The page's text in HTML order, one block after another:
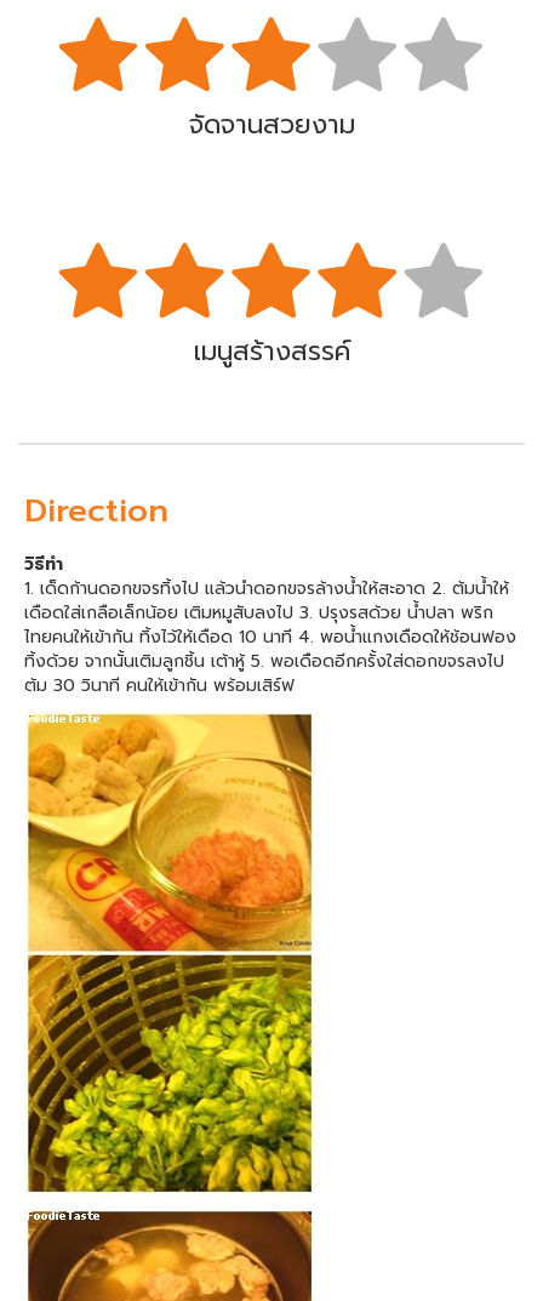
จัดจานสวยงาม
เมนูสร้างสรรค์
Direction
วิธีทำ
1. เด็ดก้านดอกขจรทิ้งไป แล้วนำดอกขจรล้างน้ำให้สะอาด 2. ต้มน้ำให้
เดือดใส่เกลือเล็กน้อย เติมหมูสับลงไป 3. ปรุงรสด้วย น้ำปลา พริก
ไทยคนให้เข้ากัน ทิ้งไว้ให้เดือด 10 นาที 4. พอน้ำแกงเดือดให้ช้อนฟอง
ทิ้งด้วย จากนั้นเติมลูกชิ้น เต้าหู้ 5. พอเดือดอีกครั้งใส่ดอกขจรลงไป
ต้ม 30 วินาที คนให้เข้ากัน พร้อมเสิร์ฟ